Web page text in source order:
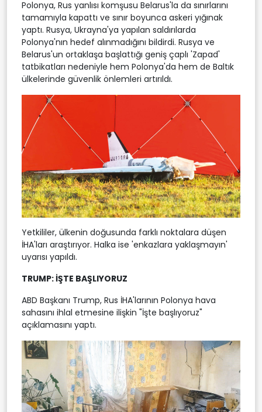
Polonya, Rus yanlısı komşusu Belarus'la da sınırlarını
tamamıyla kapattı ve sınır boyunca askeri yığınak
yaptı. Rusya, Ukrayna'ya yapılan saldırılarda
Polonya'nın hedef alınmadığını bildirdi. Rusya ve
Belarus'un ortaklaşa başlattığı geniş çaplı 'Zapad'
tatbikatları nedeniyle hem Polonya'da hem de Baltık
ülkelerinde güvenlik önlemleri artırıldı.
Yetkililer, ülkenin doğusunda farklı noktalara düşen
İHA'ları araştırıyor. Halka ise 'enkazlara yaklaşmayın'
uyarısı yapıldı.
TRUMP: İŞTE BAŞLIYORUZ
ABD Başkanı Trump, Rus İHA'larının Polonya hava
sahasını ihlal etmesine ilişkin "İşte başlıyoruz"
açıklamasını yaptı.